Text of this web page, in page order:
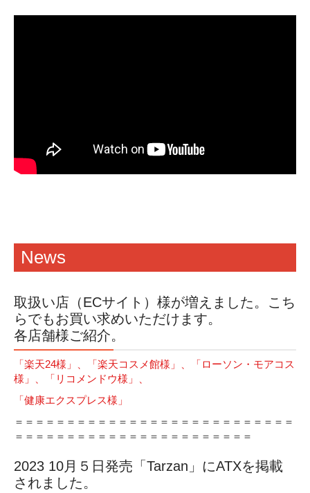
News
取扱い店（ECサイト）様が増えました。こち
らでもお買い求めいただけます。
各店舗様ご紹介。
「楽天24様」、「楽天コスメ館様」、「 ローソン・モアコス
様」、
「リコメンドウ様」、
「健康エクスプレス様」
＝＝＝＝＝＝＝＝＝＝＝＝＝＝＝＝＝＝＝＝＝＝＝＝＝＝＝
＝＝＝＝＝＝＝＝＝＝＝＝＝＝＝＝＝＝＝＝＝＝＝
2023 10月５日発売「Tarzan」にATXを掲載
されました。